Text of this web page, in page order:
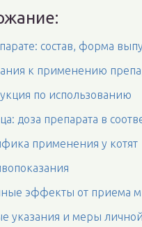
состав, форма
к применению
по использованию
доза препарата в
применения у котят
эффекты от приема
указания и меры